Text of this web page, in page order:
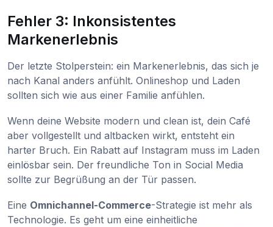
Fehler 3: Inkonsistentes
Markenerlebnis
Der letzte Stolperstein: ein Markenerlebnis, das sich je
nach Kanal anders anfühlt. Onlineshop und Laden
sollten sich wie aus einer Familie anfühlen.
Wenn deine Website modern und clean ist, dein Café
aber vollgestellt und altbacken wirkt, entsteht ein
harter Bruch. Ein Rabatt auf Instagram muss im Laden
einlösbar sein. Der freundliche Ton in Social Media
sollte zur Begrüßung an der Tür passen.
Eine Omnichannel-Commerce-Strategie ist mehr als
Technologie. Es geht um eine einheitliche